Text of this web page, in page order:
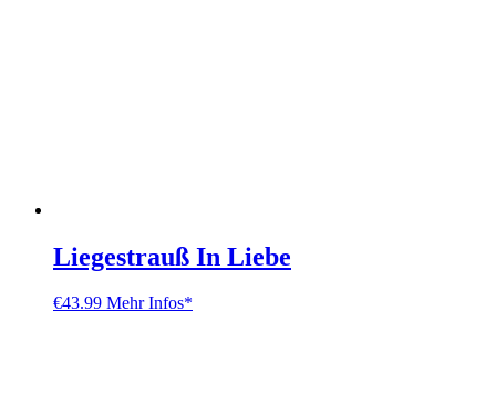
Liegestrauß In Liebe
€43.99 Mehr Infos*